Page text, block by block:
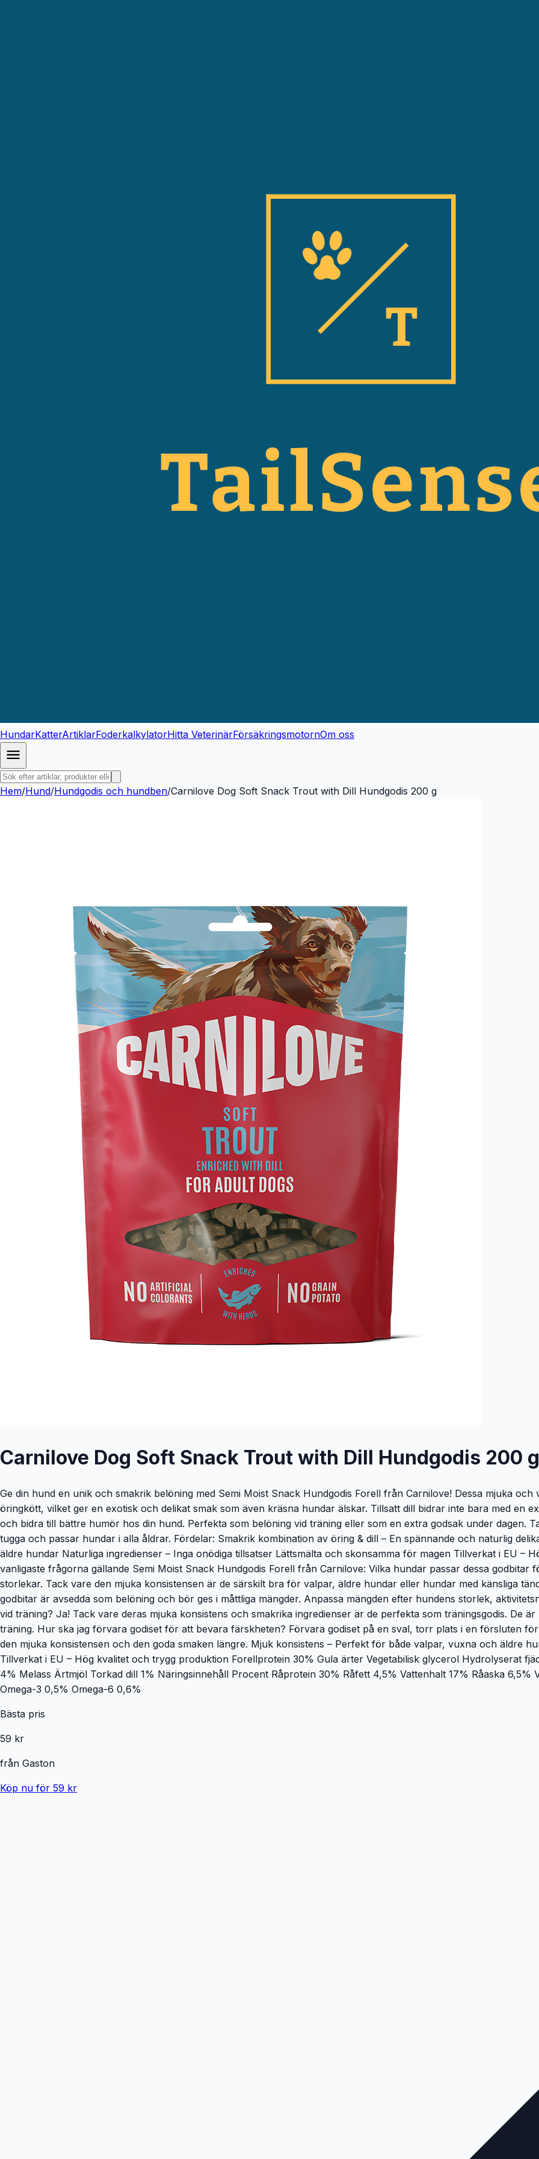
HundarKatterArtiklarFoderkalkylatorHitta VeterinärFörsäkringsmotornOm oss
Hem/Hund/Hundgodis och hundben/Carnilove Dog Soft Snack Trout with Dill Hundgodis 200 g
Carnilove Dog Soft Snack Trout with Dill Hundgodis 200 g
Ge din hund en unik och smakrik belöning med Semi Moist Snack Hundgodis Forell från Carnilove! Dessa mjuka
öringkött, vilket ger en exotisk och delikat smak som även kräsna hundar älskar. Tillsatt dill bidrar inte bara med en
och bidra till bättre humör hos din hund. Perfekta som belöning vid träning eller som en extra godsak under dagen.
tugga och passar hundar i alla åldrar. Fördelar: Smakrik kombination av öring & dill – En spännande och naturlig
äldre hundar Naturliga ingredienser – Inga onödiga tillsatser Lättsmälta och skonsamma för magen Tillverkat i EU –
vanligaste frågorna gällande Semi Moist Snack Hundgodis Forell från Carnilove: Vilka hundar passar dessa
storlekar. Tack vare den mjuka konsistensen är de särskilt bra för valpar, äldre hundar eller hundar med känsliga
godbitar är avsedda som belöning och bör ges i måttliga mängder. Anpassa mängden efter hundens storlek,
vid träning? Ja! Tack vare deras mjuka konsistens och smakrika ingredienser är de perfekta som träningsgodis. De
träning. Hur ska jag förvara godiset för att bevara färskheten? Förvara godiset på en sval, torr plats i en försluten
den mjuka konsistensen och den goda smaken längre. Mjuk konsistens – Perfekt för både valpar, vuxna och äldre
Tillverkat i EU – Hög kvalitet och trygg produktion Forellprotein 30% Gula ärter Vegetabilisk glycerol Hydrolyserat
4% Melass Ärtmjöl Torkad dill 1% Näringsinnehåll Procent Råprotein 30% Råfett 4,5% Vattenhalt 17% Råaska 6,5%
Omega-3 0,5% Omega-6 0,6%
Bästa pris
59 kr
från Gaston
Köp nu för 59 kr